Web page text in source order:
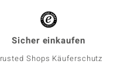
Sicher einkaufen
Shops Käuferschutz